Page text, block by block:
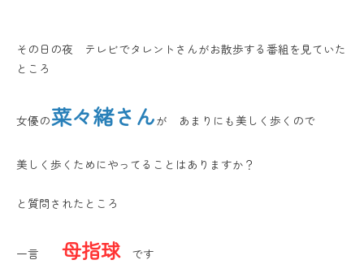
その日の夜 テレビでタレントさんがお散歩する番組を見ていた
ところ
女優の菜々緒さんが あまりにも美しく歩くので
美しく歩くためにやってることはありますか？
と質問されたところ
一言 母指球です